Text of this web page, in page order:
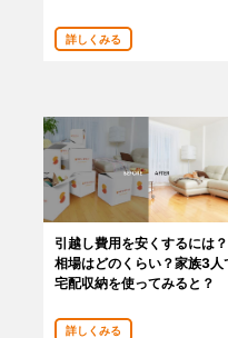
詳しくみる
引越し費用を安くするには？
相場はどのくらい？家族3人
宅配収納を使ってみると？
詳しくみる